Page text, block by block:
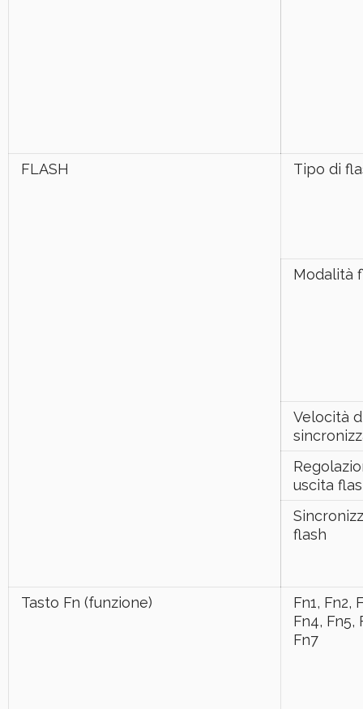
FLASH Tipo di
Modalità
Velocità
uscita
flash
Tasto Fn (funzione)
Fn1, Fn2,
Fn4, Fn5,
Fn7